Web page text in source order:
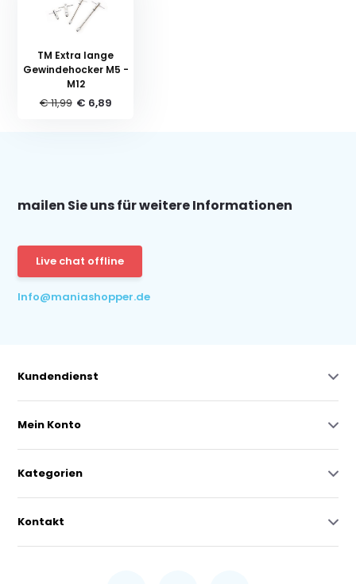
TM Extra lange
Gewindehocker M5 -
M12
€ 11,99 € 6,89
mailen Sie uns für weitere Informationen
Live chat offline
Info@maniashopper.de
Kundendienst
Mein Konto
Kategorien
Kontakt